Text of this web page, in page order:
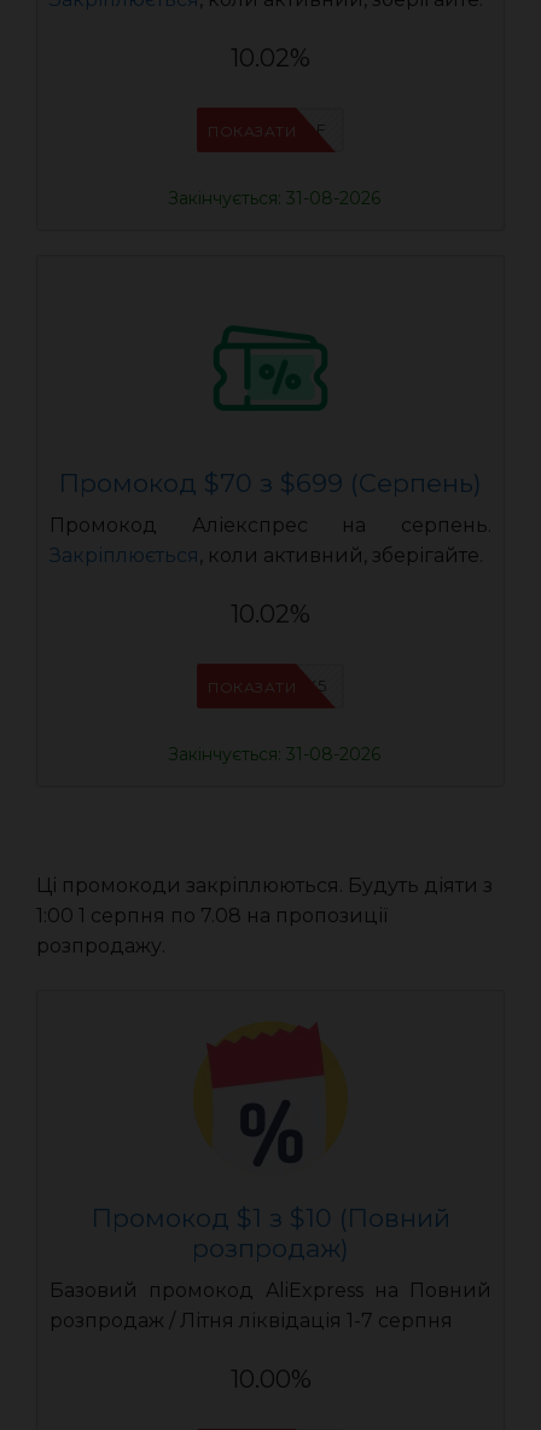
10.02%
IFPVSDOF
ПОКАЗАТИ
Закінчується: 31-08-2026
Промокод $70 з $699 (Серпень)
Промокод Аліекспрес на серпень.
Закріплюється, коли активний, зберігайте.
10.02%
IFPJJWK5
ПОКАЗАТИ
Закінчується: 31-08-2026
Ці промокоди закріплюються. Будуть діяти з
1:00 1 серпня по 7.08 на пропозиції
розпродажу.
Промокод $1 з $10 (Повний
розпродаж)
Базовий промокод AliExpress на Повний
розпродаж / Літня ліквідація 1-7 серпня
10.00%